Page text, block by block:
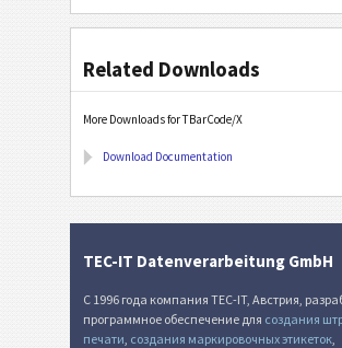
Related Downloads
More Downloads for TBarCode/X
Download Documentation
TEC-IT Datenverarbeitung GmbH
С 1996 года компания TEC-IT, Австрия,
программное обеспечение для создания
печати создания маркировочных этикеток